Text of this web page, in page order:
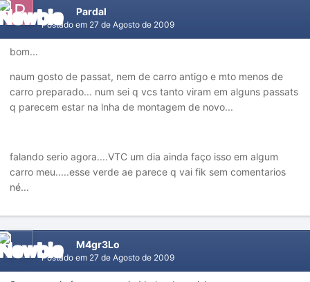
Pardal
Postado em 27 de Agosto de 2009
bom...
naum gosto de passat, nem de carro antigo e mto menos de
carro preparado... num sei q vcs tanto viram em alguns passats
q parecem estar na lnha de montagem de novo...
falando serio agora....VTC um dia ainda faço isso em algum
carro meu.....esse verde ae parece q vai fik sem comentarios
né...
M4gr3Lo
Postado em 27 de Agosto de 2009